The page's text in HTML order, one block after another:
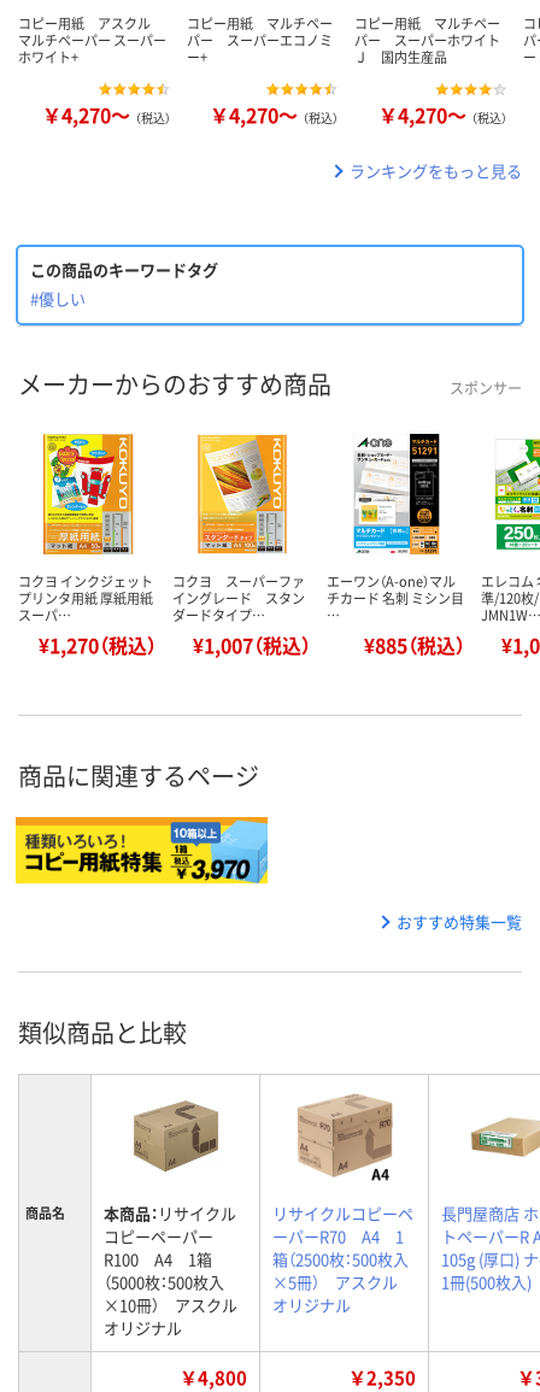
コピー用紙 アスクル
マルチペーパー スーパー
ホワイト+
￥4,270～ （税込）
コピー用紙 マルチペー
パー スーパーエコノミ
ー+
￥4,270～ （税込）
コピー用紙 マルチペー
パー スーパーホワイト
Ｊ 国内生産品
￥4,270～ （税込）
ランキングをもっと見る
この商品のキーワードタグ
#優しい
メーカーからのおすすめ商品 スポンサー
コクヨ インクジェット
プリンタ用紙 厚紙用紙
スーパ…
¥1,270（税込）
コクヨ スーパーファ
イングレード スタン
ダードタイプ…
¥1,007（税込）
エーワン（A-one）マル
チカード 名刺 ミシン目
…
¥885（税込）
エレコム
準/120枚
JMN1W…
商品に関連するページ
おすすめ特集一覧
類似商品と比較
商品名 本商品： リサイクル
コピーペーパー
R100 A4 1箱
（5000枚：500枚入
×10冊） アスクル
オリジナル
リサイクルコピーペ
ーパーR70 A4 1
箱（2500枚：500枚入
×5冊） アスクル
オリジナル
長門屋商店
トペーパーR
105g (厚口)
1冊(500枚入)
￥4,800 ￥2,350